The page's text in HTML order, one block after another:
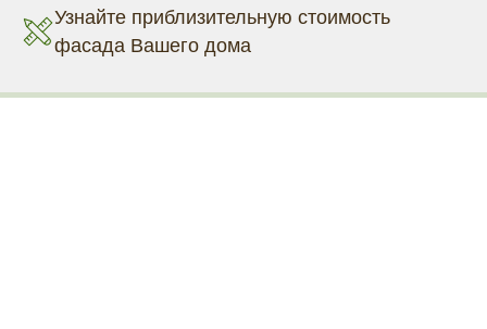
Узнайте приблизительную стоимость
фасада Вашего дома